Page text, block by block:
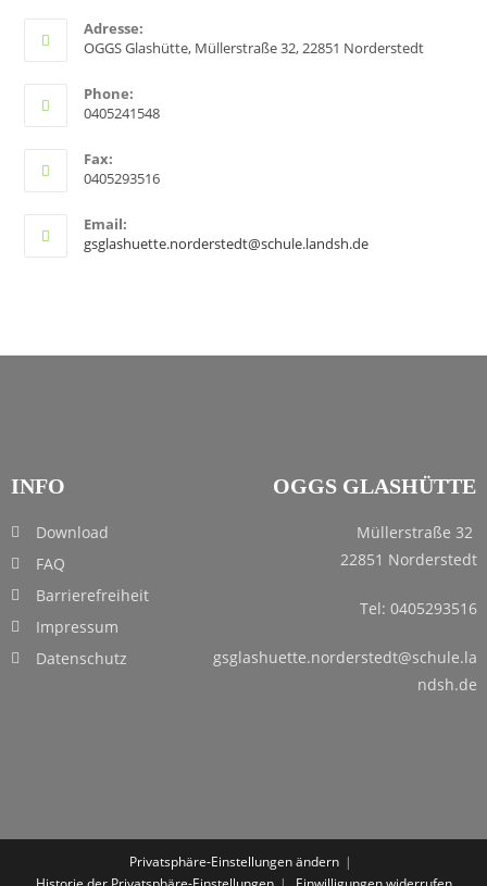
Adresse:
OGGS Glashütte, Müllerstraße 32, 22851 Norderstedt
Phone:
0405241548
Fax:
0405293516
Email:
gsglashuette.norderstedt@schule.landsh.de
INFO
Download
FAQ
Barrierefreiheit
Impressum
Datenschutz
OGGS GLASHÜTTE
Müllerstraße 32
22851 Norderstedt
Tel: 0405293516
gsglashuette.norderstedt@schule.la
ndsh.de
Privatsphäre-Einstellungen ändern